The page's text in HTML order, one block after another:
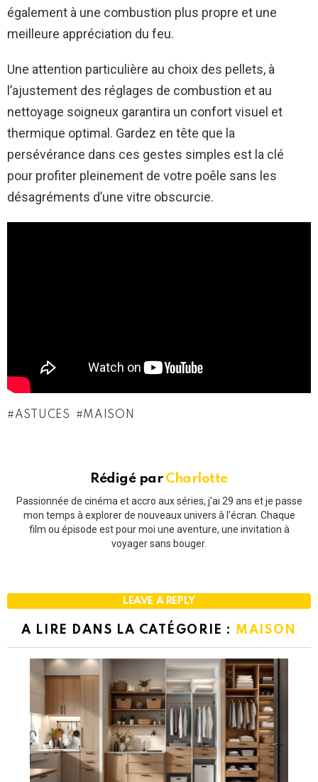
également à une combustion plus propre et une
meilleure appréciation du feu.
Une attention particulière au choix des pellets, à
l’ajustement des réglages de combustion et au
nettoyage soigneux garantira un confort visuel et
thermique optimal. Gardez en tête que la
persévérance dans ces gestes simples est la clé
pour profiter pleinement de votre poêle sans les
désagréments d’une vitre obscurcie.
ASTUCES MAISON
Rédigé par Charlotte
Passionnée de cinéma et accro aux séries, j'ai 29 ans et je passe
mon temps à explorer de nouveaux univers à l'écran. Chaque
film ou épisode est pour moi une aventure, une invitation à
voyager sans bouger.
LEAVE A REPLY
A LIRE DANS LA CATÉGORIE : MAISON